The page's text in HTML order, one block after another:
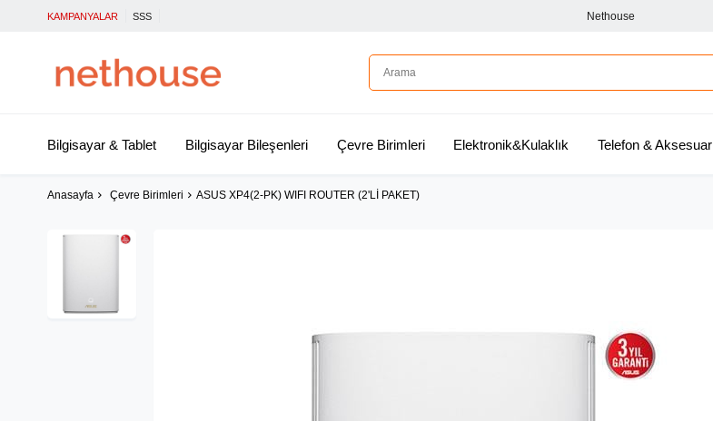
KAMPANYALAR SSS Nethouse
Bilgisayar & Tablet Bilgisayar Bileşenleri Çevre Birimleri Elektronik&Kulaklık Telefon & Aksesuar
Anasayfa Çevre Birimleri ASUS XP4(2-PK) WIFI ROUTER (2'Lİ PAKET)